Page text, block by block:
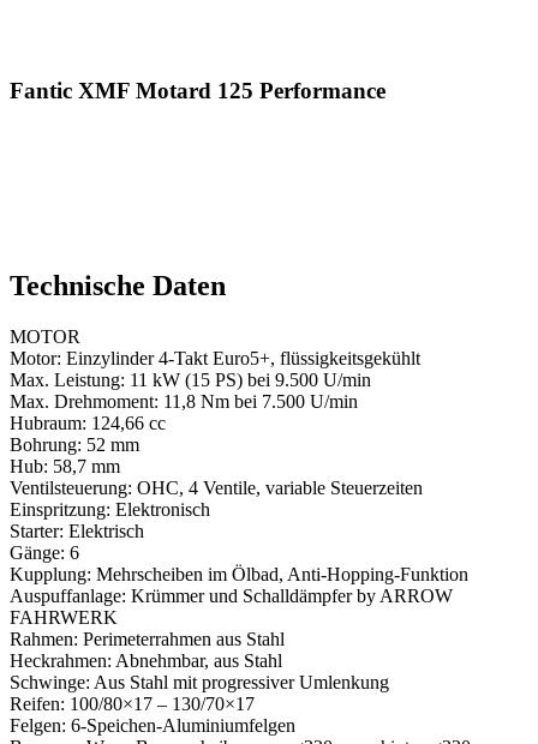
Fantic XMF Motard 125 Performance
Technische Daten
MOTOR
Motor: Einzylinder 4-Takt Euro5+, flüssigkeitsgekühlt
Max. Leistung: 11 kW (15 PS) bei 9.500 U/min
Max. Drehmoment: 11,8 Nm bei 7.500 U/min
Hubraum: 124,66 cc
Bohrung: 52 mm
Hub: 58,7 mm
Ventilsteuerung: OHC, 4 Ventile, variable Steuerzeiten
Einspritzung: Elektronisch
Starter: Elektrisch
Gänge: 6
Kupplung: Mehrscheiben im Ölbad, Anti-Hopping-Funktion
Auspuffanlage: Krümmer und Schalldämpfer by ARROW
FAHRWERK
Rahmen: Perimeterrahmen aus Stahl
Heckrahmen: Abnehmbar, aus Stahl
Schwinge: Aus Stahl mit progressiver Umlenkung
Reifen: 100/80×17 – 130/70×17
Felgen: 6-Speichen-Aluminiumfelgen